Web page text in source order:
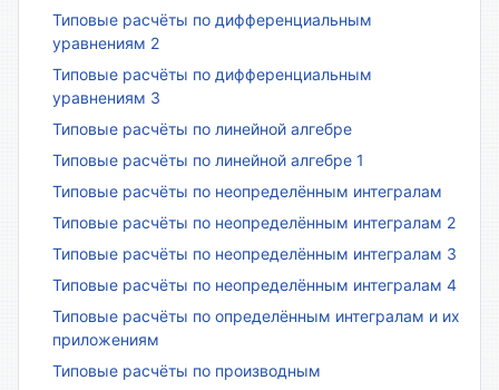
Типовые расчёты по дифференциальным
уравнениям 2
Типовые расчёты по дифференциальным
уравнениям 3
Типовые расчёты по линейной алгебре
Типовые расчёты по линейной алгебре 1
Типовые расчёты по неопределённым интегралам
Типовые расчёты по неопределённым интегралам 2
Типовые расчёты по неопределённым интегралам 3
Типовые расчёты по неопределённым интегралам 4
Типовые расчёты по определённым интегралам и их
приложениям
Типовые расчёты по производным